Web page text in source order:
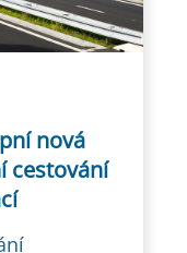
nová
cestování